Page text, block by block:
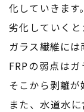
化していきます。
劣化していく
ガラス繊維には
FRPの弱点は
そこから剥離が
また、水道水